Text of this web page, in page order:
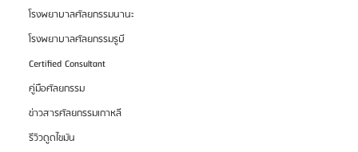
โรงพยาบาลศัลยกรรมนานะ
โรงพยาบาลศัลยกรรมรูบี
Certified Consultant
คู่มือศัลยกรรม
ข่าวสารศัลยกรรมเกาหลี
รีวิวดูดไขมัน